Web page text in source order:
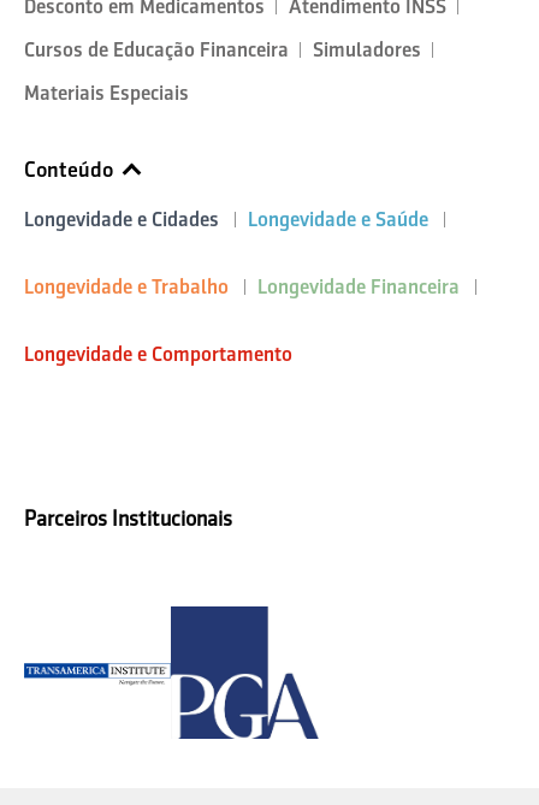
Desconto em Medicamentos
Atendimento INSS
Cursos de Educação Financeira
Simuladores
Materiais Especiais
Conteúdo
Longevidade e Cidades Longevidade e Saúde
Longevidade e Trabalho Longevidade Financeira
Longevidade e Comportamento
Parceiros Institucionais